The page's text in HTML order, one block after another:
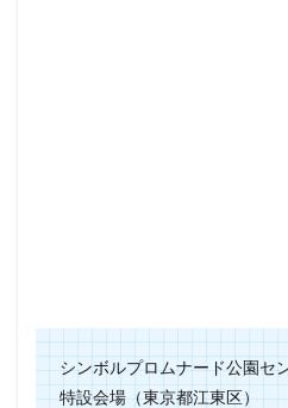
シンボルプロムナード公園
特設会場（東京都江東区）